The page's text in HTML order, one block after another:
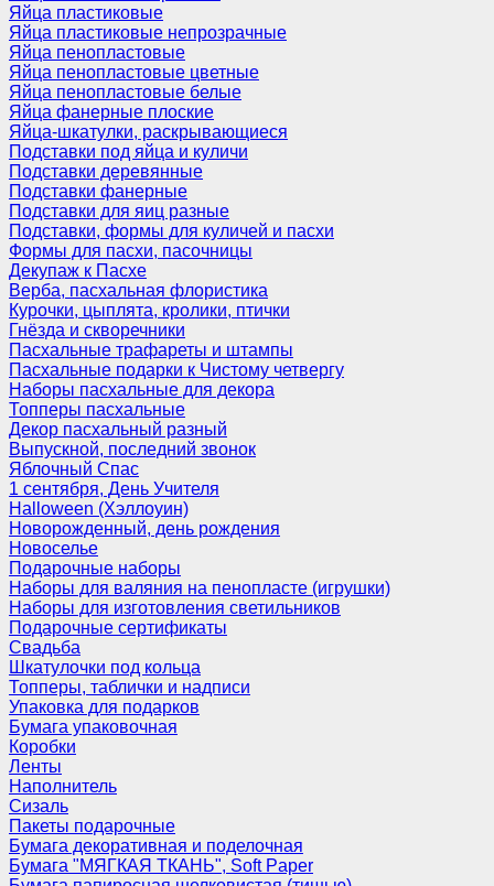
Яйца пластиковые
Яйца пластиковые непрозрачные
Яйца пенопластовые
Яйца пенопластовые цветные
Яйца пенопластовые белые
Яйца фанерные плоские
Яйца-шкатулки, раскрывающиеся
Подставки под яйца и куличи
Подставки деревянные
Подставки фанерные
Подставки для яиц разные
Подставки, формы для куличей и пасхи
Формы для пасхи, пасочницы
Декупаж к Пасхе
Верба, пасхальная флористика
Курочки, цыплята, кролики, птички
Гнёзда и скворечники
Пасхальные трафареты и штампы
Пасхальные подарки к Чистому четвергу
Наборы пасхальные для декора
Топперы пасхальные
Декор пасхальный разный
Выпускной, последний звонок
Яблочный Спас
1 сентября, День Учителя
Halloween (Хэллоуин)
Новорожденный, день рождения
Новоселье
Подарочные наборы
Наборы для валяния на пенопласте (игрушки)
Наборы для изготовления светильников
Подарочные сертификаты
Свадьба
Шкатулочки под кольца
Топперы, таблички и надписи
Упаковка для подарков
Бумага упаковочная
Коробки
Ленты
Наполнитель
Сизаль
Пакеты подарочные
Бумага декоративная и поделочная
Бумага "МЯГКАЯ ТКАНЬ", Soft Paper